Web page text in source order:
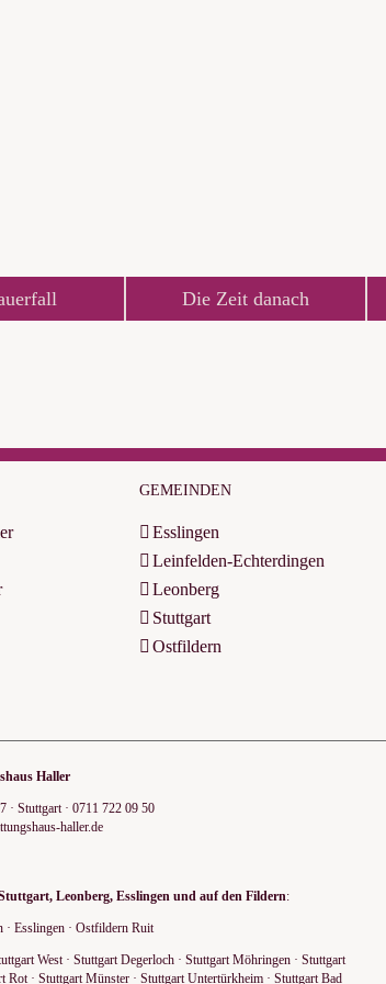
Die Zeit danach
GEMEINDEN
Esslingen
Leinfelden-Echterdingen
Leonberg
Stuttgart
Ostfildern
Haller
· Stuttgart· 0711 722 09 50
haller.de
Leonberg, Esslingen und auf den Fildern:
· Esslingen · Ostfildern Ruit
West· Stuttgart Degerloch · Stuttgart Möhringen · Stuttgart
Rot· Stuttgart Münster · Stuttgart Untertürkheim · Stuttgart Bad